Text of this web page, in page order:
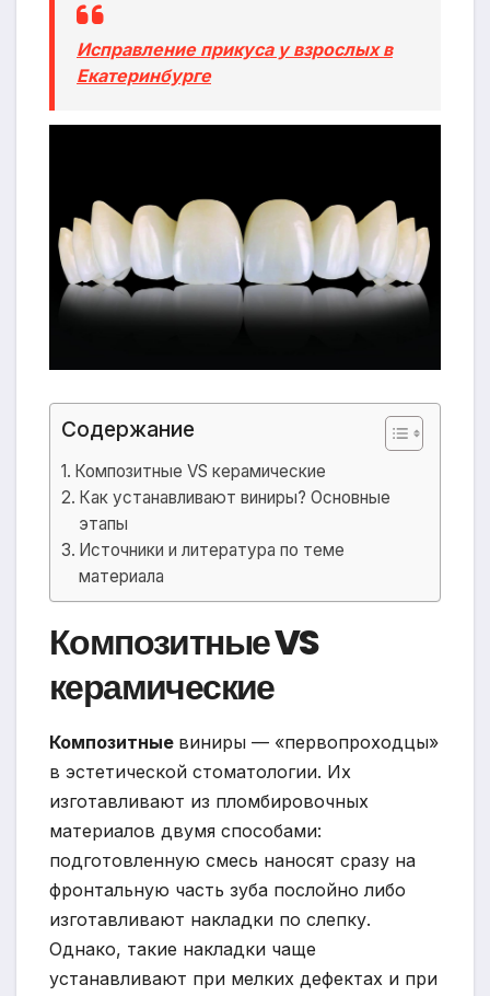
Исправление прикуса у взрослых в
Екатеринбурге
Содержание
Композитные VS керамические
Как устанавливают виниры? Основные
этапы
Источники и литература по теме
материала
Композитные VS
керамические
Композитные виниры — «первопроходцы»
в эстетической стоматологии. Их
изготавливают из пломбировочных
материалов двумя способами:
подготовленную смесь наносят сразу на
фронтальную часть зуба послойно либо
изготавливают накладки по слепку.
Однако, такие накладки чаще
устанавливают при мелких дефектах и при